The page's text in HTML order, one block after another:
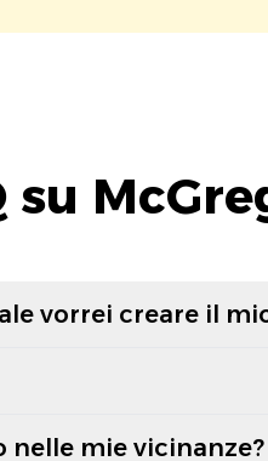
su
vorrei creare il
nelle mie vicinanze?